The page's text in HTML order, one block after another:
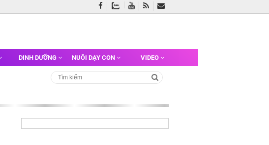
DINH DƯỠNG NUÔI DẠY CON VIDEO